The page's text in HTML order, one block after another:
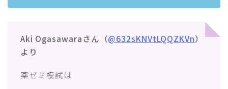
Aki Ogasawaraさん（@632sKNVtLQQZKVn）
より
薬ゼミ模試は